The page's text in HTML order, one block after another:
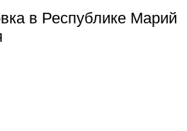
в Республике Марий